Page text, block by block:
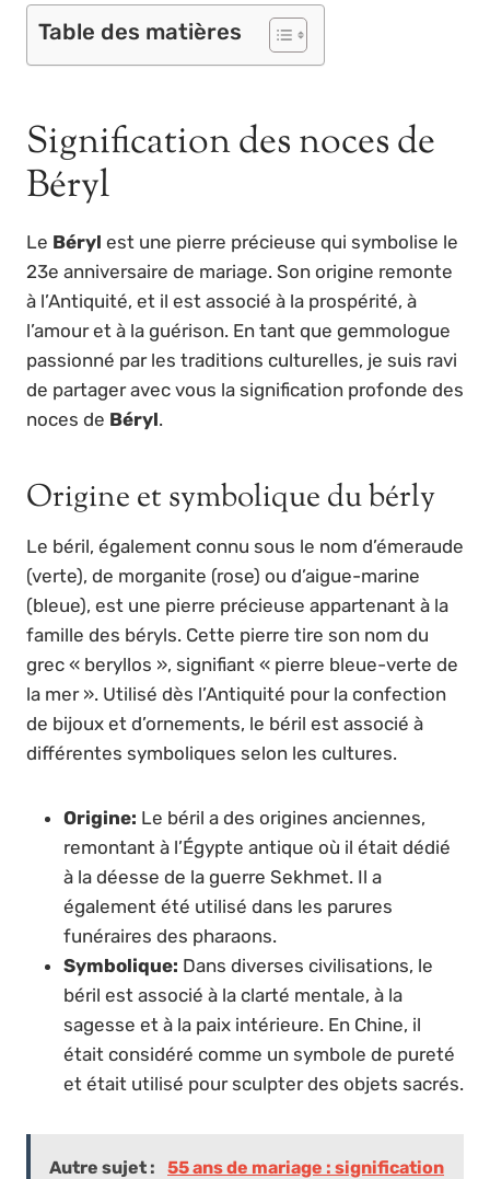
Table des matières
Signification des noces de
Béryl
Le Béryl est une pierre précieuse qui symbolise le
23e anniversaire de mariage. Son origine remonte
à l’Antiquité, et il est associé à la prospérité, à
l’amour et à la guérison. En tant que gemmologue
passionné par les traditions culturelles, je suis ravi
de partager avec vous la signification profonde des
noces de Béryl.
Origine et symbolique du bérly
Le béril, également connu sous le nom d’émeraude
(verte), de morganite (rose) ou d’aigue-marine
(bleue), est une pierre précieuse appartenant à la
famille des béryls. Cette pierre tire son nom du
grec « beryllos », signifiant « pierre bleue-verte de
la mer ». Utilisé dès l’Antiquité pour la confection
de bijoux et d’ornements, le béril est associé à
différentes symboliques selon les cultures.
Origine: Le béril a des origines anciennes,
remontant à l’Égypte antique où il était dédié
à la déesse de la guerre Sekhmet. Il a
également été utilisé dans les parures
funéraires des pharaons.
Symbolique: Dans diverses civilisations, le
béril est associé à la clarté mentale, à la
sagesse et à la paix intérieure. En Chine, il
était considéré comme un symbole de pureté
et était utilisé pour sculpter des objets sacrés.
Autre sujet :
55 ans de mariage : signification